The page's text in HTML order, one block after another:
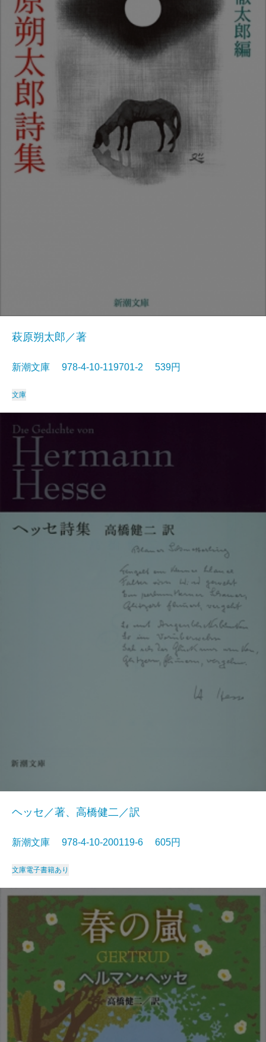
萩原朔太郎／著
新潮文庫 978-4-10-119701-2 539円
文庫
ヘッセ／著、高橋健二／訳
新潮文庫 978-4-10-200119-6 605円
文庫電子書籍あり